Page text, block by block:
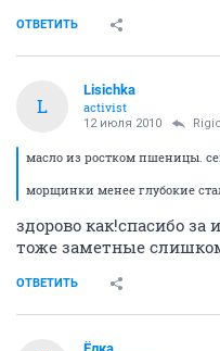
ОТВЕТИТЬ
L
Lisichka
activist
12 июля 2010
масло из ростком пшеницы.
морщинки менее глубокие
здорово как!спасибо
тоже заметные
ОТВЕТИТЬ